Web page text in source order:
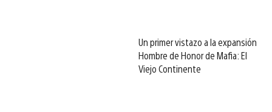
Un primer vistazo a la expansión
Hombre de Honor de Mafia: El
Viejo Continente